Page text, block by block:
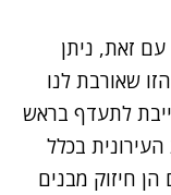
זאת, ניתן
שאורבת לנו
לתעדף בראש
בכלל
הן חיזוק מבנים